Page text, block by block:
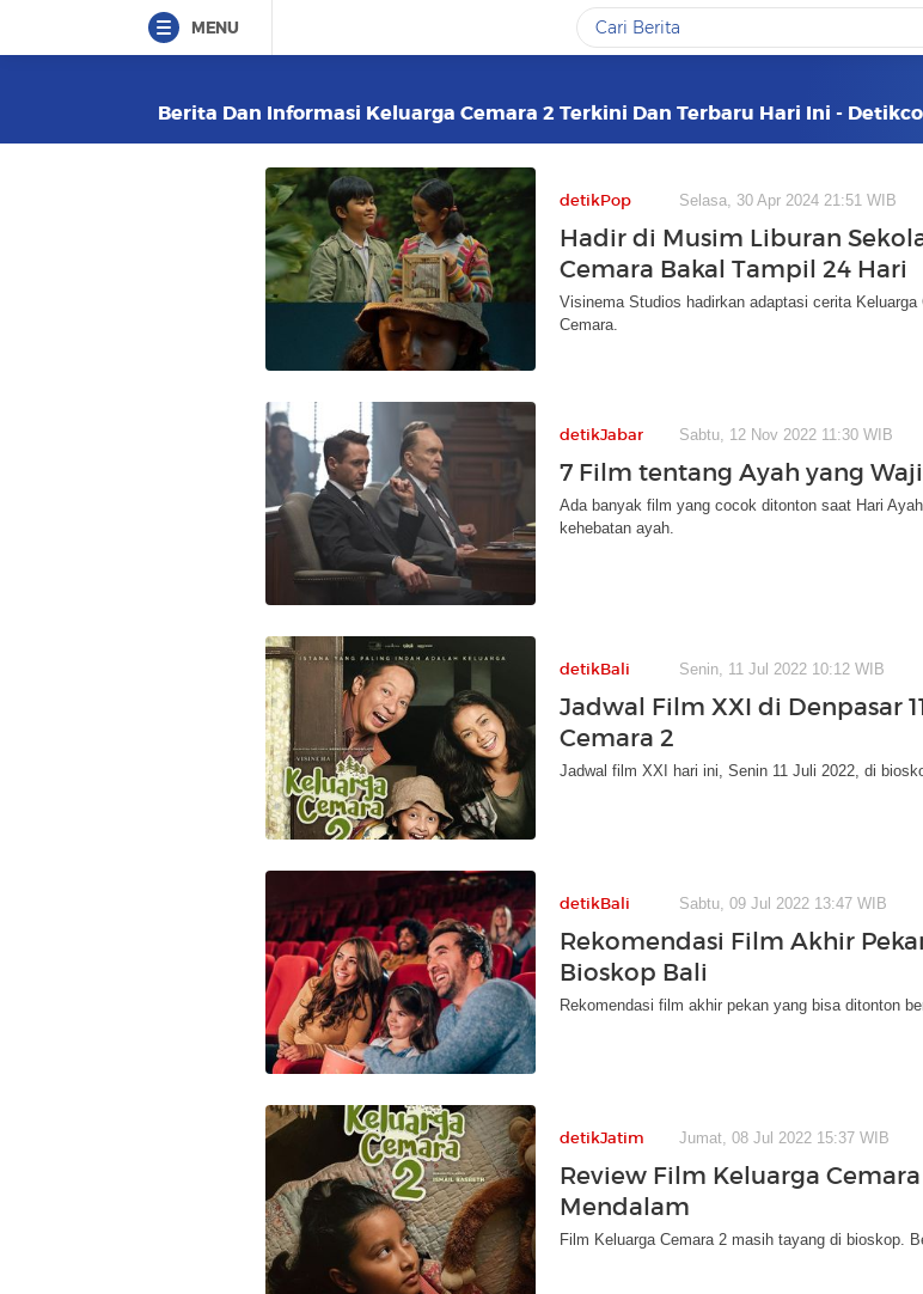
MENU
Berita Dan Informasi Keluarga Cemara 2 Terkini Dan Terbaru Hari Ini -
detikPop Selasa, 30 Apr 2024 21:51 WIB
Hadir di Musim Liburan
Cemara Bakal Tampil 24 Hari
Visinema Studios hadirkan adaptasi cerita
Cemara.
detikJabar Sabtu, 12 Nov 2022 11:30 WIB
7 Film tentang Ayah yang
Ada banyak film yang cocok ditonton saat Hari
kehebatan ayah.
detikBali Senin, 11 Jul 2022 10:12 WIB
Jadwal Film XXI di Denpasar
Cemara 2
Jadwal film XXI hari ini, Senin 11 Juli 2022, di
detikBali Sabtu, 09 Jul 2022 13:47 WIB
Rekomendasi Film Akhir
Bioskop Bali
Rekomendasi film akhir pekan yang bisa ditonton
detikJatim Jumat, 08 Jul 2022 15:37 WIB
Review Film Keluarga
Mendalam
Film Keluarga Cemara 2 masih tayang di bioskop.